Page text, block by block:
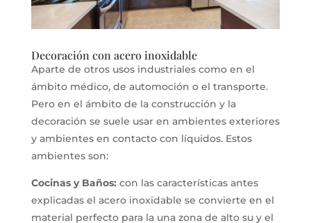
Decoración con acero inoxidable
Aparte de otros usos industriales como en el
ámbito médico, de automoción o el transporte.
Pero en el ámbito de la construcción y la
decoración se suele usar en ambientes exteriores
y ambientes en contacto con líquidos. Estos
ambientes son:
Cocinas y Baños: con las características antes
explicadas el acero inoxidable se convierte en el
material perfecto para la una zona de alto su y el